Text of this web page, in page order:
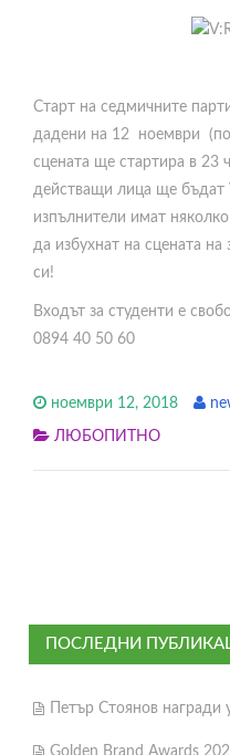
Старт на седмичните
дадени на 12 ноември
сцената ще стартира в 23
действащи лица ще бъдат
изпълнители имат
да избухнат на сцената на
си!
Входът за студенти е
0894 40 50 60
ноември 12, 2018
ЛЮБОПИТНО
ПОСЛЕДНИ
Петър Стоянов
Golden Brand Awards